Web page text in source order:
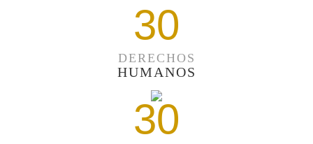
30
DERECHOS
HUMANOS
30